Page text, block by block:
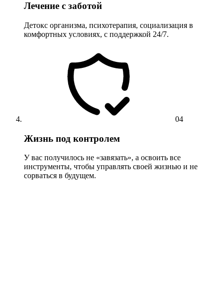
Лечение с заботой
Детокс организма, психотерапия, социализация в
комфортных условиях, с поддержкой 24/7.
04
Жизнь под контролем
У вас получилось не «завязать», а освоить все
инструменты, чтобы управлять своей жизнью и не
сорваться в будущем.